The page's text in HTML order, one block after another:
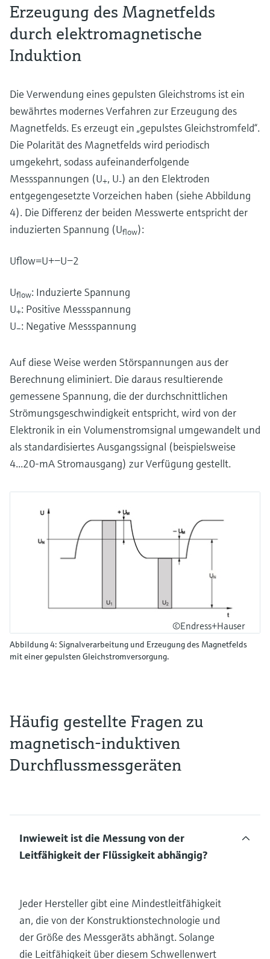
Erzeugung des Magnetfelds
durch elektromagnetische
Induktion
Die Verwendung eines gepulsten Gleichstroms ist ein
bewährtes modernes Verfahren zur Erzeugung des
Magnetfelds. Es erzeugt ein „gepulstes Gleichstromfeld“.
Die Polarität des Magnetfelds wird periodisch
umgekehrt, sodass aufeinanderfolgende
Messspannungen (U+, U-) an den Elektroden
entgegengesetzte Vorzeichen haben (siehe Abbildung
4). Die Differenz der beiden Messwerte entspricht der
induzierten Spannung (Uflow):
Uflow=U+−U−2
Uflow: Induzierte Spannung
U+: Positive Messspannung
U–: Negative Messspannung
Auf diese Weise werden Störspannungen aus der
Berechnung eliminiert. Die daraus resultierende
gemessene Spannung, die der durchschnittlichen
Strömungsgeschwindigkeit entspricht, wird von der
Elektronik in ein Volumenstromsignal umgewandelt und
als standardisiertes Ausgangssignal (beispielsweise
4...20-mA Stromausgang) zur Verfügung gestellt.
©Endress+Hauser
Abbildung 4: Signalverarbeitung und Erzeugung des Magnetfelds
mit einer gepulsten Gleichstromversorgung.
Häufig gestellte Fragen zu
magnetisch-induktiven
Durchflussmessgeräten
Inwieweit ist die Messung von der
Leitfähigkeit der Flüssigkeit abhängig?
Jeder Hersteller gibt eine Mindestleitfähigkeit
an, die von der Konstruktionstechnologie und
der Größe des Messgeräts abhängt. Solange
die Leitfähigkeit über diesem Schwellenwert